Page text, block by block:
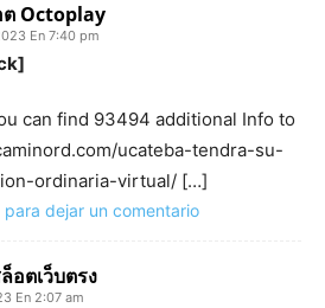
Octoplay
En 7:40 pm
can find 93494 additional Info to
ucateba-tendra-su-
ordinaria-virtual/ […]
para dejar un comentario
อตเว็บตรง
En 2:07 am